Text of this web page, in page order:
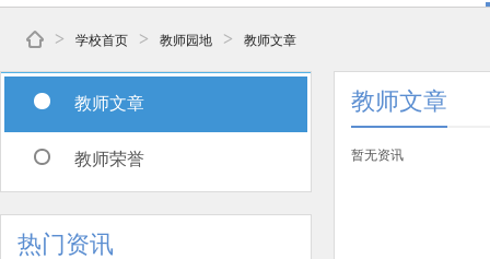
> 学校首页 > 教师园地 > 教师文章
教师文章
教师荣誉
热门资讯
教师文章
暂无资讯